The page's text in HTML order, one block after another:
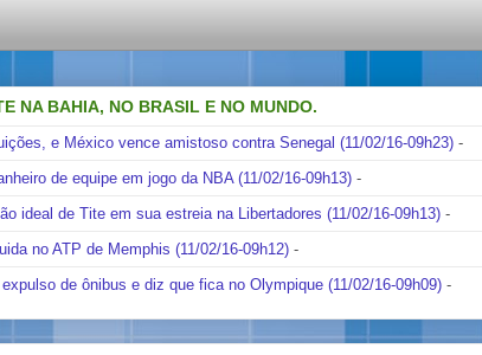
NA BAHIA, NO BRASIL E NO MUNDO.
e México vence amistoso contra Senegal (11/02/16-09h23) -
de equipe em jogo da NBA (11/02/16-09h13) -
ideal de Tite em sua estreia na Libertadores (11/02/16-09h13) -
no ATP de Memphis (11/02/16-09h12) -
de ônibus e diz que fica no Olympique (11/02/16-09h09) -